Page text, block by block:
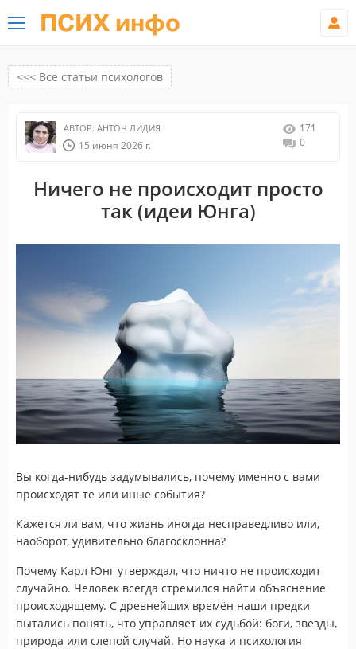
ПСИХ инфо
<<< Все статьи психологов
АВТОР: АНТОЧ ЛИДИЯ
15 июня 2026 г.
171
0
Ничего не происходит просто
так (идеи Юнга)
Вы когда-нибудь задумывались, почему именно с вами
происходят те или иные события?
Кажется ли вам, что жизнь иногда несправедливо или,
наоборот, удивительно благосклонна?
Почему Карл Юнг утверждал, что ничто не происходит
случайно. Человек всегда стремился найти объяснение
происходящему. С древнейших времён наши предки
пытались понять, что управляет их судьбой: боги, звёзды,
природа или слепой случай. Но наука и психология